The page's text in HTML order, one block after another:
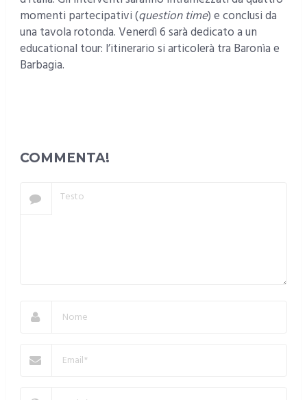
momenti partecipativi (question time) e conclusi da
una tavola rotonda. Venerdì 6 sarà dedicato a un
educational tour: l’itinerario si articolerà tra Baronìa e
Barbagia.
COMMENTA!